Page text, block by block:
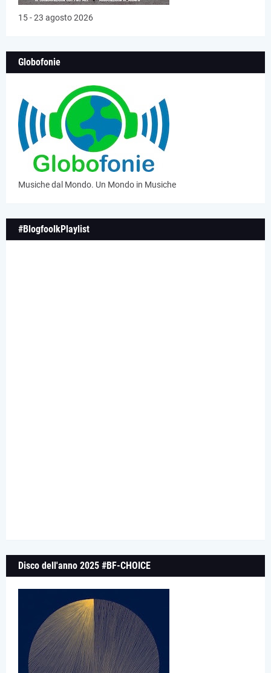
15 - 23 agosto 2026
Globofonie
Musiche dal Mondo. Un Mondo in Musiche
#BlogfoolkPlaylist
Disco dell'anno 2025 #BF-CHOICE